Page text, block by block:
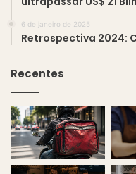
6 de janeiro de 2025
Retrospectiva 2024:
Recentes